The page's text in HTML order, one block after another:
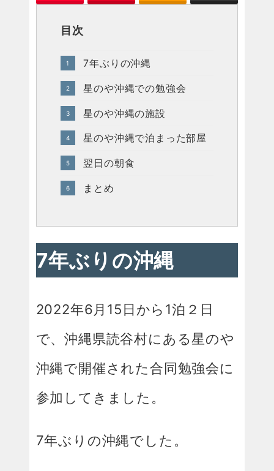
目次
7年ぶりの沖縄
星のや沖縄での勉強会
星のや沖縄の施設
星のや沖縄で泊まった部屋
翌日の朝食
まとめ
7年ぶりの沖縄
2022年6月15日から1泊２日
で、沖縄県読谷村にある星のや
沖縄で開催された合同勉強会に
参加してきました。
7年ぶりの沖縄でした。